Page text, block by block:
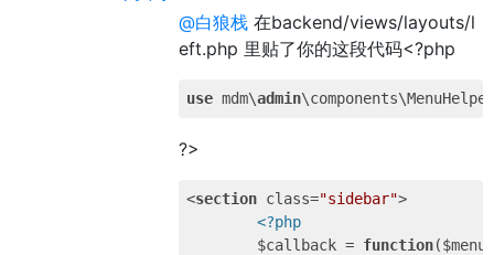
@白狼栈 在backend/views/layouts/l
eft.php 里贴了你的这段代码<?php
use mdm\admin
?>
<section class="sidebar">
<?php
	$callback =
function($menu)